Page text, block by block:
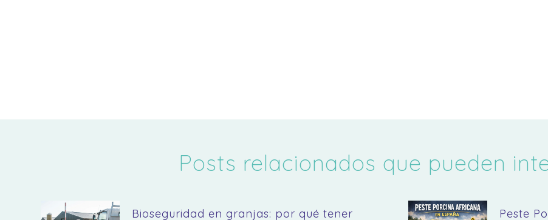
Posts relacionados que pueden
Bioseguridad en granjas: por qué tener
Peste